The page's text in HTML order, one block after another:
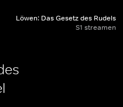
Löwen: Das Gesetz des Rudels
S1 streamen